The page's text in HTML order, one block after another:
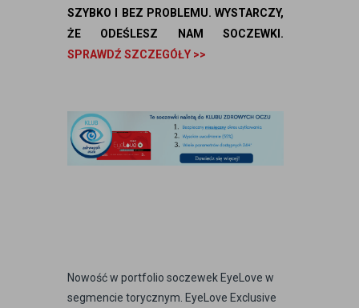
SZYBKO I BEZ PROBLEMU. WYSTARCZY,
ŻE ODEŚLESZ NAM SOCZEWKI.
SPRAWDŹ SZCZEGÓŁY >>
Nowość w portfolio soczewek EyeLove w
segmencie torycznym. EyeLove Exclusive